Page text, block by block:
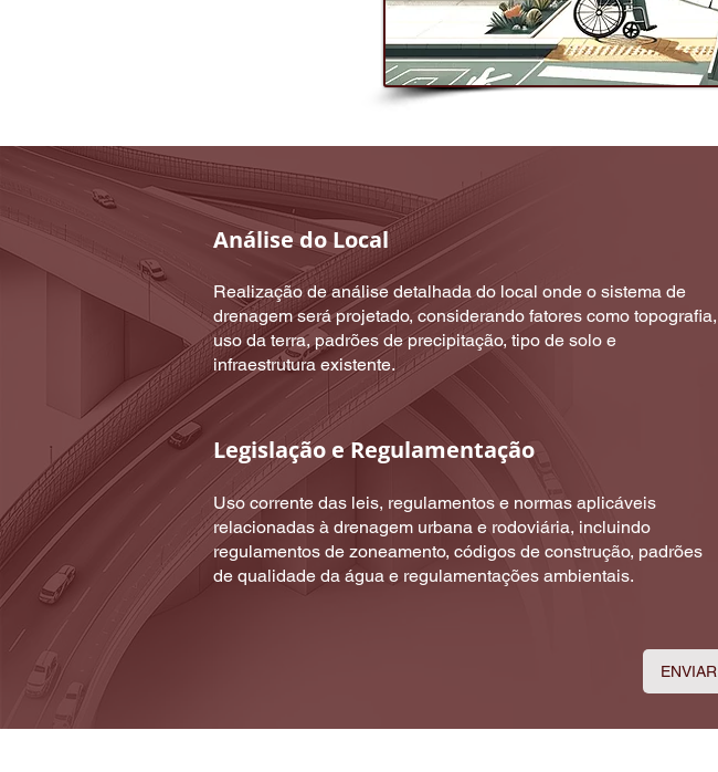
Análise do Local
Realização de análise detalhada do local onde o sistema de
drenagem será projetado, considerando fatores como topografia,
uso da terra, padrões de precipitação, tipo de solo e
infraestrutura existente.
Legislação e Regulamentação
Uso corrente das leis, regulamentos e normas aplicáveis
relacionadas à drenagem urbana e rodoviária, incluindo
regulamentos de zoneamento, códigos de construção, padrões
de qualidade da água e regulamentações ambientais.